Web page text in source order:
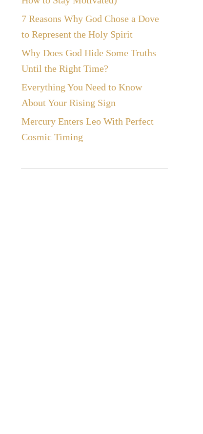
7 Reasons Why God Chose a Dove
to Represent the Holy Spirit
Why Does God Hide Some Truths
Until the Right Time?
Everything You Need to Know
About Your Rising Sign
Mercury Enters Leo With Perfect
Cosmic Timing